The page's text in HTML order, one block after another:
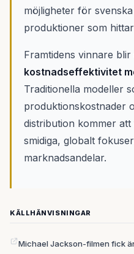
möjligheter för
produktioner som
Framtidens vinnare blir
kostnadseffektivitet
Traditionella modeller
produktionskostnader
distribution kommer
smidiga, globalt
marknadsandelar.
KÄLLHÄNVISNINGAR
Michael Jackson-filmen fick